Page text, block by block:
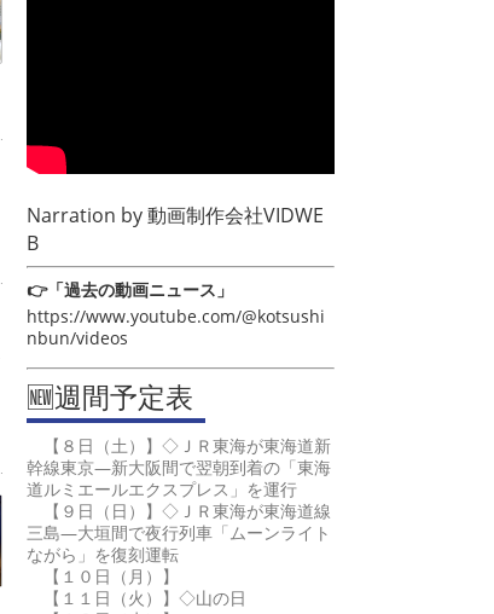
Narration by動画制作会社VIDWE
B
👉「過去の動画ニュース」
https://www.youtube.com/@kotsushi
nbun/videos
🆕週間予定表
【８日（土）】◇ＪＲ東海が東海道新
幹線東京―新大阪間で翌朝到着の「東海
道ルミエールエクスプレス」を運行
【９日（日）】◇ＪＲ東海が東海道線
三島―大垣間で夜行列車「ムーンライト
ながら」を復刻運転
【１０日（月）】
【１１日（火）】◇山の日